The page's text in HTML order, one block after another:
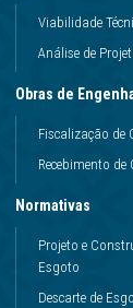
Viabilidade
Análise de
Obras de
Fiscalização de
Recebimento de
Normativas
Projeto e
Esgoto
Descarte de